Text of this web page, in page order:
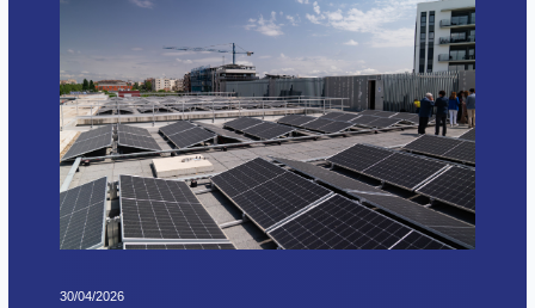
30/04/2026